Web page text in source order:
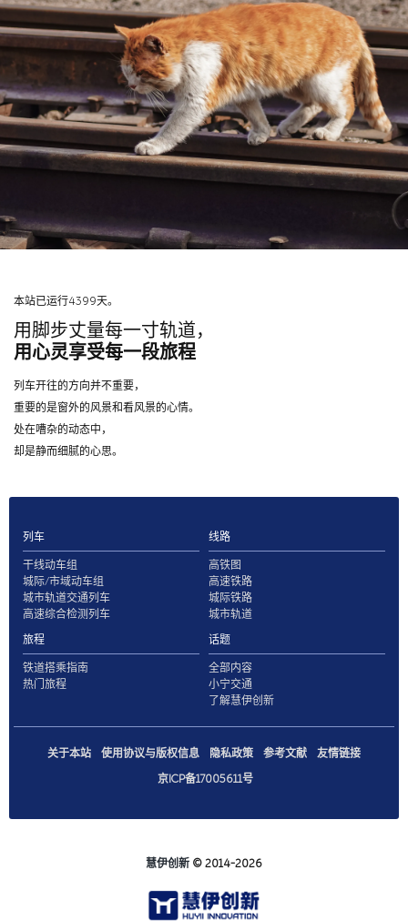
本站已运行4399天。
用脚步丈量每一寸轨道，
用心灵享受每一段旅程
列车开往的方向并不重要，
重要的是窗外的风景和看风景的心情。
处在嘈杂的动态中，
却是静而细腻的心思。
列车
干线动车组
城际/市域动车组
城市轨道交通列车
高速综合检测列车
线路
高铁图
高速铁路
城际铁路
城市轨道
旅程
铁道搭乘指南
热门旅程
话题
全部内容
小宁交通
了解慧伊创新
关于本站 使用协议与版权信息 隐私政策 参考文献
友情链接
京ICP备17005611号
慧伊创新 © 2014-2026